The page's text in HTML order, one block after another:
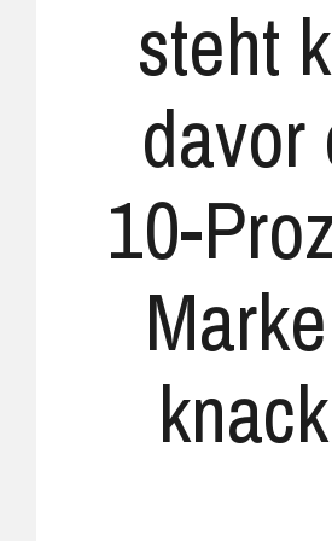
steht
davor
10-